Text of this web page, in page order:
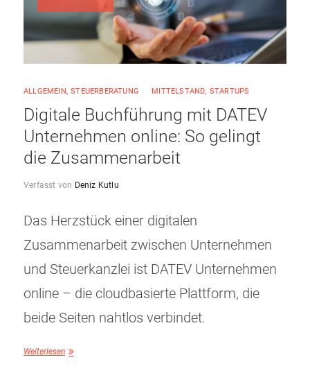
ALLGEMEIN,STEUERBERATUNG MITTELSTAND, STARTUPS
Digitale Buchführung mit DATEV
Unternehmen online: So gelingt
die Zusammenarbeit
Verfasst von Deniz Kutlu
Das Herzstück einer digitalen
Zusammenarbeit zwischen Unternehmen
und Steuerkanzlei ist DATEV Unternehmen
online – die cloudbasierte Plattform, die
beide Seiten nahtlos verbindet.
Weiterlesen